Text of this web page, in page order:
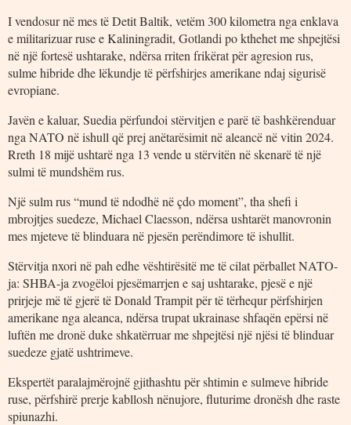
I vendosur në mes të Detit Baltik, vetëm 300 kilometra nga enklava
e militarizuar ruse e Kaliningradit, Gotlandi po kthehet me shpejtësi
në një fortesë ushtarake, ndërsa rriten frikërat për agresion rus,
sulme hibride dhe lëkundje të përfshirjes amerikane ndaj sigurisë
evropiane.
Javën e kaluar, Suedia përfundoi stërvitjen e parë të bashkërenduar
nga NATO në ishull që prej anëtarësimit në aleancë në vitin 2024.
Rreth 18 mijë ushtarë nga 13 vende u stërvitën në skenarë të një
sulmi të mundshëm rus.
Një sulm rus “mund të ndodhë në çdo moment”, tha shefi i
mbrojtjes suedeze, Michael Claesson, ndërsa ushtarët manovronin
mes mjeteve të blinduara në pjesën perëndimore të ishullit.
Stërvitja nxori në pah edhe vështirësitë me të cilat përballet NATO-
ja: SHBA-ja zvogëloi pjesëmarrjen e saj ushtarake, pjesë e një
prirjeje më të gjerë të Donald Trampit për të tërhequr përfshirjen
amerikane nga aleanca, ndërsa trupat ukrainase shfaqën epërsi në
luftën me dronë duke shkatërruar me shpejtësi një njësi të blinduar
suedeze gjatë ushtrimeve.
Ekspertët paralajmërojnë gjithashtu për shtimin e sulmeve hibride
ruse, përfshirë prerje kabllosh nënujore, fluturime dronësh dhe raste
spiunazhi.